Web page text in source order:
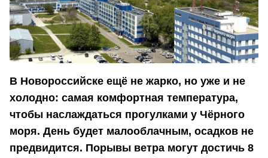
В Новороссийске ещё не жарко, но уже и не
холодно: самая комфортная температура,
чтобы наслаждаться прогулками у Чёрного
моря. День будет малооблачным, осадков не
предвидится. Порывы ветра могут достичь 8